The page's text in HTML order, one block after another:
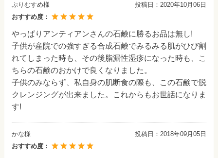
ぷりむすめ様 投稿日： 2020年10月06日
おすすめ度：
やっぱりアンティアンさんの石鹸に勝るお品は無し!
子供が産院での強すぎる合成石鹸でみるみる肌がひび割
れてしまった時も、その後脂漏性湿疹になった時も、こ
ちらの石鹸のおかけで良くなりました。
子供のみならず、私自身の肌断食の際も、この石鹸で脱
クレンジングが出来ました。これからもお世話になりま
す!
かな様 投稿日： 2018年09月05日
おすすめ度：